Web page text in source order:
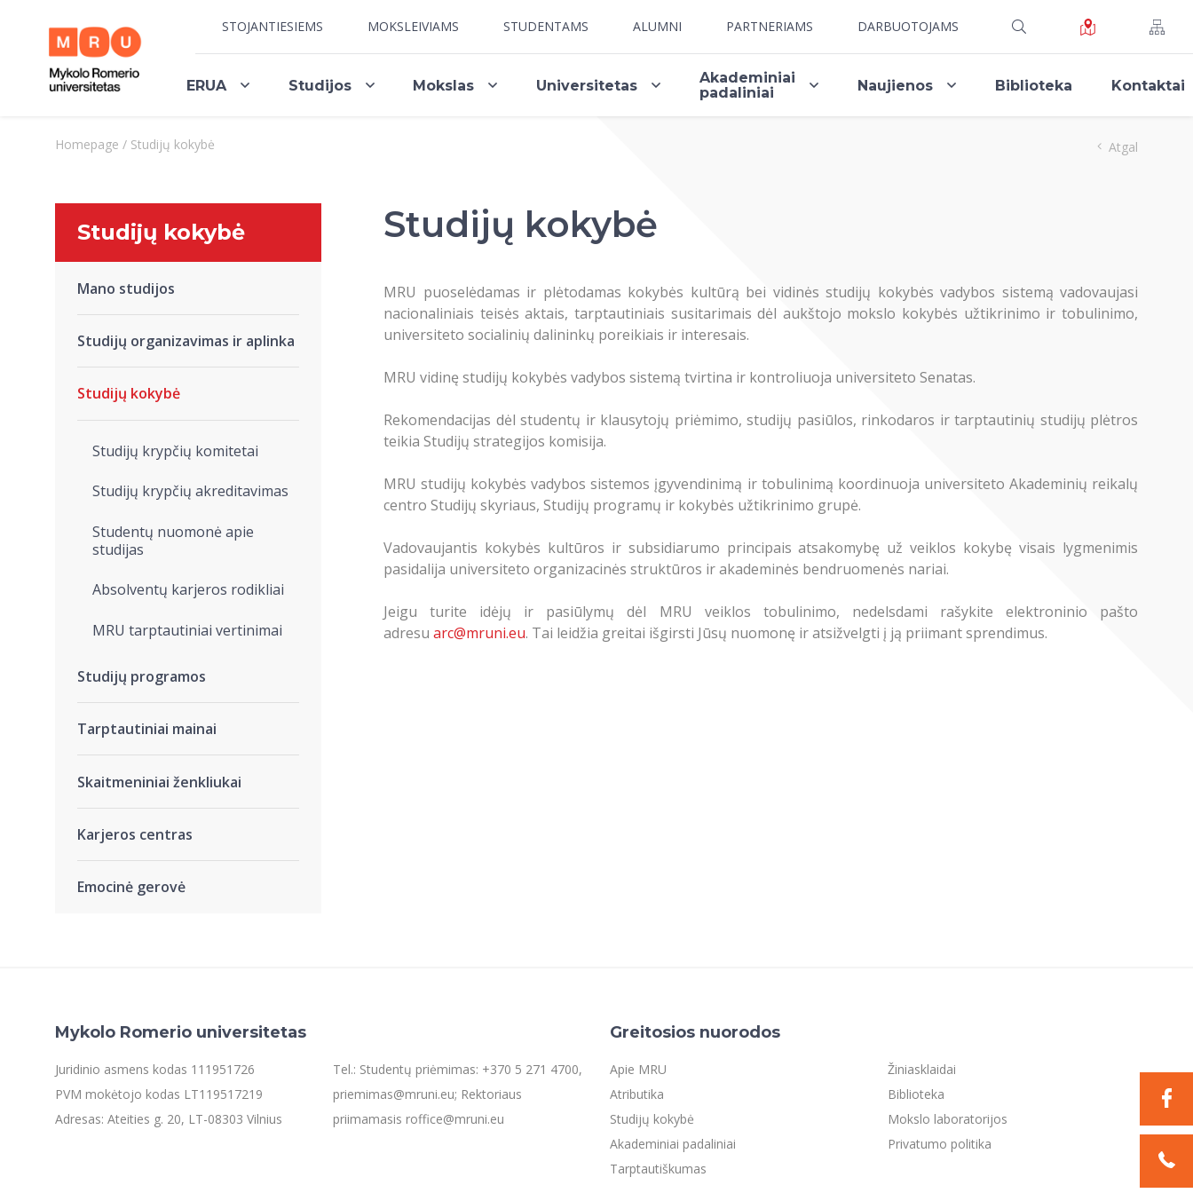
STOJANTIESIEMS MOKSLEIVIAMS STUDENTAMS ALUMNI PARTNERIAMS DARBUOTOJAMS
ERUA Studijos Mokslas Universitetas
Akademiniai
padaliniai
Naujienos Biblioteka Kontaktai
Homepage / Studijų kokybė Atgal
Studijų kokybė
Mano studijos
Studijų organizavimas ir aplinka
Studijų kokybė
Studijų krypčių komitetai
Studijų krypčių akreditavimas
Studentų nuomonė apie
studijas
Absolventų karjeros rodikliai
MRU tarptautiniai vertinimai
Studijų programos
Tarptautiniai mainai
Skaitmeniniai ženkliukai
Karjeros centras
Emocinė gerovė
Studijų kokybė
MRU puoselėdamas ir plėtodamas kokybės kultūrą bei vidinės studijų kokybės vadybos sistemą vadovaujasi
nacionaliniais teisės aktais, tarptautiniais susitarimais dėl aukštojo mokslo kokybės užtikrinimo ir tobulinimo,
universiteto socialinių dalininkų poreikiais ir interesais.
MRU vidinę studijų kokybės vadybos sistemą tvirtina ir kontroliuoja universiteto Senatas.
Rekomendacijas dėl studentų ir klausytojų priėmimo, studijų pasiūlos, rinkodaros ir tarptautinių studijų plėtros
teikia Studijų strategijos komisija.
MRU studijų kokybės vadybos sistemos įgyvendinimą ir tobulinimą koordinuoja universiteto Akademinių reikalų
centro Studijų skyriaus, Studijų programų ir kokybės užtikrinimo grupė.
Vadovaujantis kokybės kultūros ir subsidiarumo principais atsakomybę už veiklos kokybę visais lygmenimis
pasidalija universiteto organizacinės struktūros ir akademinės bendruomenės nariai.
Jeigu turite idėjų ir pasiūlymų dėl MRU veiklos tobulinimo, nedelsdami rašykite elektroninio pašto
adresu arc@mruni.eu. Tai leidžia greitai išgirsti Jūsų nuomonę ir atsižvelgti į ją priimant sprendimus.
Mykolo Romerio universitetas
Juridinio asmens kodas 111951726
PVM mokėtojo kodas LT119517219
Adresas: Ateities g. 20, LT-08303 Vilnius
Tel.: Studentų priėmimas: +370 5 271 4700,
priemimas@mruni.eu; Rektoriaus
priimamasis roffice@mruni.eu
Greitosios nuorodos
Apie MRU
Atributika
Studijų kokybė
Akademiniai padaliniai
Tarptautiškumas
Žiniasklaidai
Biblioteka
Mokslo laboratorijos
Privatumo politika